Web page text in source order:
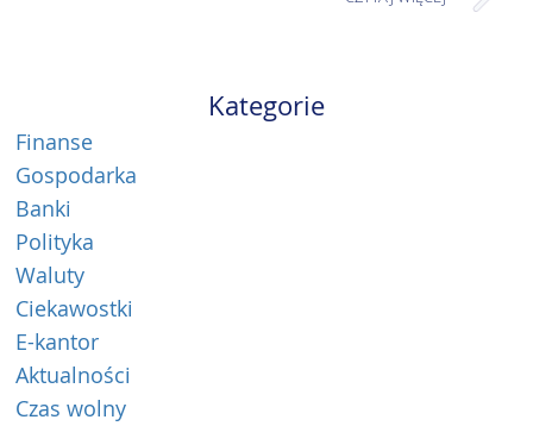
Kategorie
Finanse
Gospodarka
Banki
Polityka
Waluty
Ciekawostki
E-kantor
Aktualności
Czas wolny